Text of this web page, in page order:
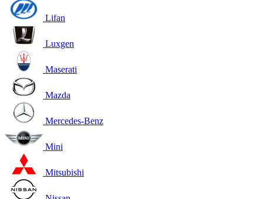
Lifan
Luxgen
Maserati
Mazda
Mercedes-Benz
Mini
Mitsubishi